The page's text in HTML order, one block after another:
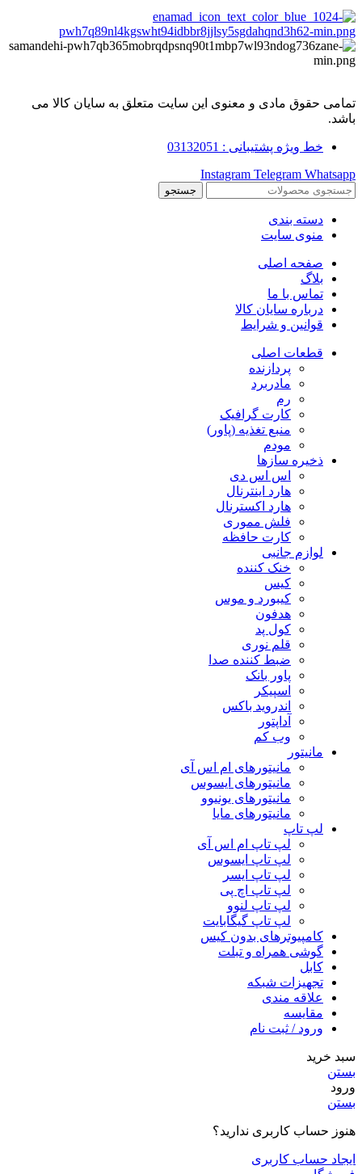
تمامی حقوق مادی و معنوی این سایت متعلق به سایان کالا می
باشد.
خط ویژه پشتیبانی : 03132051
Instagram Telegram Whatsapp
جستجو
دسته بندی
منوی سایت
صفحه اصلی
بلاگ
تماس با ما
درباره سایان کالا
قوانین و شرایط
قطعات اصلی
پردازنده
مادربرد
رم
کارت گرافیک
منبع تغذیه (پاور)
مودم
ذخیره سازها
اس اس دی
هارد اینترنال
هارد اکسترنال
فلش مموری
کارت حافظه
لوازم جانبی
خنک کننده
کیس
کیبورد و موس
هدفون
کول پد
قلم نوری
ضبط کننده صدا
پاور بانک
اسپیکر
اندروید باکس
آداپتور
وب کم
مانیتور
مانیتورهای ام اس آی
مانیتورهای ایسوس
مانیتورهای یونیوو
مانیتورهای مایا
لپ تاپ
لپ تاپ ام اس آی
لپ تاپ ایسوس
لپ تاپ ایسر
لپ تاپ اچ پی
لپ تاپ لنوو
لپ تاپ گیگابایت
کامپیوترهای بدون کیس
گوشی همراه و تبلت
کابل
تجهیزات شبکه
علاقه مندی
مقایسه
ورود / ثبت نام
سبد خرید
بستن
ورود
بستن
هنوز حساب کاربری ندارید؟
ایجاد حساب کاربری